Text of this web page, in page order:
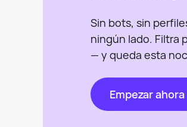
Sin bots, sin
ningún lado. Filtra
— y queda esta
Empezar ahora